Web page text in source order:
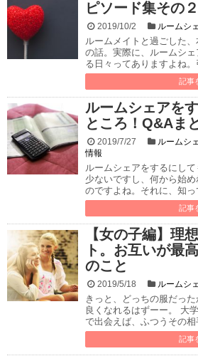
ピソード集その２
2019/10/2 ルームシ
ルームメイトと過ごした
の話。実際に、ルームシ
る日々ってありますよね。
記事
ルームシェアを
ところ！Q&Aま
2019/7/27 ルームシ
情報
ルームシェアをするにし
少ないですし、何から始
のですよね。それに、知っ
記事
【女の子編】理
ト。お互いが最
のこと
2019/5/18 ルームシ
きっと、どっちの服だっ
良くなれるはずーー。 大
で出会えば、ふつうその相
記事